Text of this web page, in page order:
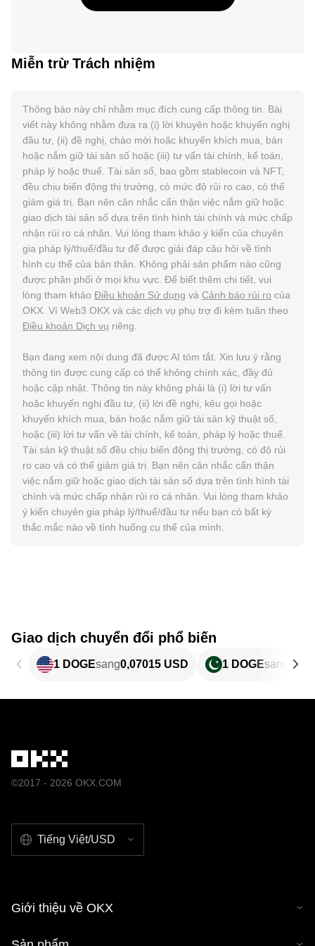
Miễn trừ Trách nhiệm
Thông báo này chỉ nhằm mục đích cung cấp thông tin. Bài
viết này không nhằm đưa ra (i) lời khuyên hoặc khuyến nghị
đầu tư, (ii) đề nghị, chào mời hoặc khuyến khích mua, bán
hoặc nắm giữ tài sản số hoặc (iii) tư vấn tài chính, kế toán,
pháp lý hoặc thuế. Tài sản số, bao gồm stablecoin và NFT,
đều chịu biến động thị trường, có mức độ rủi ro cao, có thể
giảm giá trị. Bạn nên cân nhắc cẩn thận việc nắm giữ hoặc
giao dịch tài sản số dựa trên tình hình tài chính và mức chấp
nhận rủi ro cá nhân. Vui lòng tham khảo ý kiến của chuyên
gia pháp lý/thuế/đầu tư để được giải đáp câu hỏi về tình
hình cụ thể của bản thân. Không phải sản phẩm nào cũng
được phân phối ở mọi khu vực. Để biết thêm chi tiết, vui
lòng tham khảo Điều khoản Sử dụng và Cảnh báo rủi ro của
OKX. Ví Web3 OKX và các dịch vụ phụ trợ đi kèm tuân theo
Điều khoản Dịch vụ riêng.
Bạn đang xem nội dung đã được AI tóm tắt. Xin lưu ý rằng
thông tin được cung cấp có thể không chính xác, đầy đủ
hoặc cập nhật. Thông tin này không phải là (i) lời tư vấn
hoặc khuyến nghị đầu tư, (ii) lời đề nghị, kêu gọi hoặc
khuyến khích mua, bán hoặc nắm giữ tài sản kỹ thuật số,
hoặc (iii) lời tư vấn về tài chính, kế toán, pháp lý hoặc thuế.
Tài sản kỹ thuật số đều chịu biến động thị trường, có độ rủi
ro cao và có thể giảm giá trị. Bạn nên cân nhắc cẩn thận
việc nắm giữ hoặc giao dịch tài sản số dựa trên tình hình tài
chính và mức chấp nhận rủi ro cá nhân. Vui lòng tham khảo
ý kiến chuyên gia pháp lý/thuế/đầu tư nếu bạn có bất kỳ
thắc mắc nào về tình huống cụ thể của mình.
Giao dịch chuyển đổi phổ biến
1 DOGEsang0,07015 USD 1 DOGEsang
©2017 - 2026 OKX.COM
Tiếng Việt/USD
Giới thiệu về OKX